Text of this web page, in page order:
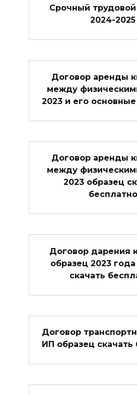
Cрочный
2024-2025
Договор аренды
между
2023 и его
Договор аренды
между
2023 образец
бесплатно
Договор дарения
образец 2023
скачать
Договор
ИП образец скачать